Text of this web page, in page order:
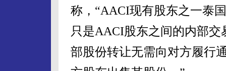
称，“AACI现有股东之一泰
只是AACI股东之间的内部
部股份转让无需向对方履行